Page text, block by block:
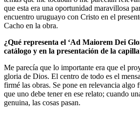
que esta era una oportunidad maravillosa
encuentro uruguayo con Cristo en el
Cacho en la obra.
¿Qué representa el ‘Ad Maiorem Dei
catálogo y en la presentación de la
Me parecía que lo importante era que el
gloria de Dios. El centro de todo es el
firmé las obras. Se pone en relevancia algo
que uno debe tener en ese relato; cuando
genuina, las cosas pasan.